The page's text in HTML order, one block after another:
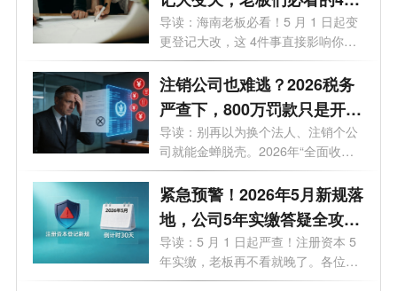
关键影响
导读：海南老板必看！5 月 1 日起变
更登记大改，这 4件事直接影响你的
钱袋...
注销公司也难逃？2026税务
严查下，800万罚款只是开
始！老板们的最后自救指南
导读：别再以为换个法人、注销个公
司就能金蝉脱壳。2026年“全面收割
期”...
紧急预警！2026年5月新规落
地，公司5年实缴答疑全攻
略，老板必看避坑
导读：5 月 1 日起严查！注册资本 5
年实缴，老板再不看就晚了。各位老
板、...